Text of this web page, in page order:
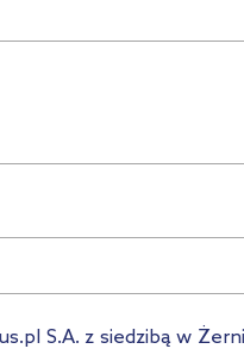
S.A. z siedzibą w